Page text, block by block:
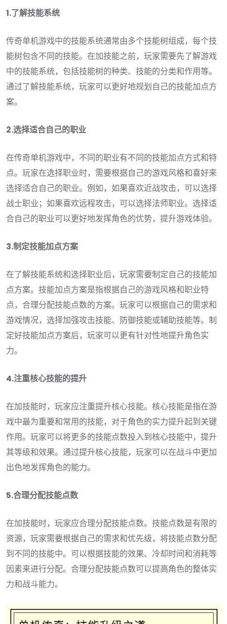
1.了解技能系统
传奇单机游戏中的技能系统通常由多个技能树组成，每个技
能树包含不同的技能。在加技能之前，玩家需要先了解游戏
中的技能系统，包括技能树的种类、技能的分类和作用等。
通过了解技能系统，玩家可以更好地规划自己的技能加点方
案。
2.选择适合自己的职业
在传奇单机游戏中，不同的职业有不同的技能加点方式和特
点。玩家在选择职业时，需要根据自己的游戏风格和喜好来
选择适合自己的职业。例如，如果喜欢近战攻击，可以选择
战士职业；如果喜欢远程攻击，可以选择法师职业。选择适
合自己的职业可以更好地发挥角色的优势，提升游戏体验。
3.制定技能加点方案
在了解技能系统和选择职业后，玩家需要制定自己的技能加
点方案。技能加点方案是指根据自己的游戏风格和职业特
点，合理分配技能点数的方案。玩家可以根据自己的需求和
游戏情况，选择加强攻击技能、防御技能或辅助技能等。制
定好技能加点方案后，玩家可以更有针对性地提升角色实
力。
4.注重核心技能的提升
在加技能时，玩家应注重提升核心技能。核心技能是指在游
戏中最为重要和常用的技能，对于角色的实力提升起到关键
作用。玩家可以将更多的技能点数投入到核心技能中，提升
其等级和效果。通过提升核心技能，玩家可以在战斗中更加
出色地发挥角色的能力。
5.合理分配技能点数
在加技能时，玩家应合理分配技能点数。技能点数是有限的
资源，玩家需要根据自己的需求和优先级，将技能点数分配
到不同的技能中。可以根据技能的效果、冷却时间和消耗等
因素来进行分配。合理分配技能点数可以提高角色的整体实
力和战斗能力。